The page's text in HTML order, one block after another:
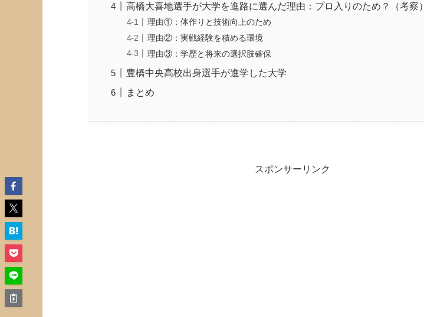
高橋大喜地選手が大学を進路に選んだ理由：プロ入りのため？（考察）
理由①：体作りと技術向上のため
理由②：実戦経験を積める環境
理由③：学歴と将来の選択肢確保
豊橋中央高校出身選手が進学した大学
まとめ
スポンサーリンク